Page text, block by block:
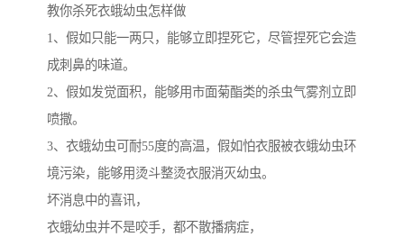
教你杀死衣蛾幼虫怎样做
1、假如只能一两只，能够立即捏死它，尽管捏死它会造
成刺鼻的味道。
2、假如发觉面积，能够用市面菊酯类的杀虫气雾剂立即
喷撒。
3、衣蛾幼虫可耐55度的高温，假如怕衣服被衣蛾幼虫环
境污染，能够用烫斗整烫衣服消灭幼虫。
坏消息中的喜讯，
衣蛾幼虫并不是咬手，都不散播病症，